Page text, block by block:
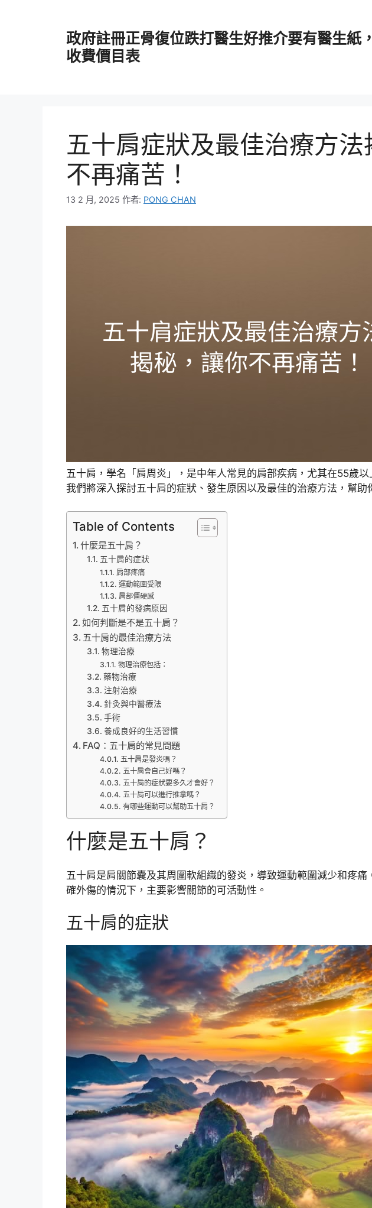
政府註冊正骨復位跌打醫生好推介要有醫生紙
收費價目表
五十肩症狀及最佳治療方
不再痛苦！
13 2 月, 2025 作者: PONG CHAN
五十肩，學名「肩周炎」，是中年人常見的肩部疾病，尤其在55歲以
我們將深入探討五十肩的症狀、發生原因以及最佳的治療方法，幫助
Table of Contents
什麼是五十肩？
五十肩的症狀
肩部疼痛
運動範圍受限
肩部僵硬感
五十肩的發病原因
如何判斷是不是五十肩？
五十肩的最佳治療方法
物理治療
物理治療包括：
藥物治療
注射治療
針灸與中醫療法
手術
養成良好的生活習慣
FAQ：五十肩的常見問題
五十肩是發炎嗎？
五十肩會自己好嗎？
五十肩的症狀要多久才會好？
五十肩可以進行推拿嗎？
有哪些運動可以幫助五十肩？
什麼是五十肩？
五十肩是肩關節囊及其周圍軟組織的發炎，導致運動範圍減少和疼痛
確外傷的情況下，主要影響關節的可活動性。
五十肩的症狀